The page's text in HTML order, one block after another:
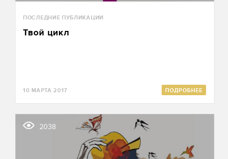
ПОСЛЕДНИЕ ПУБЛИКАЦИИ
Твой цикл
ПОДРОБНЕЕ
10 МАРТА 2017
2038